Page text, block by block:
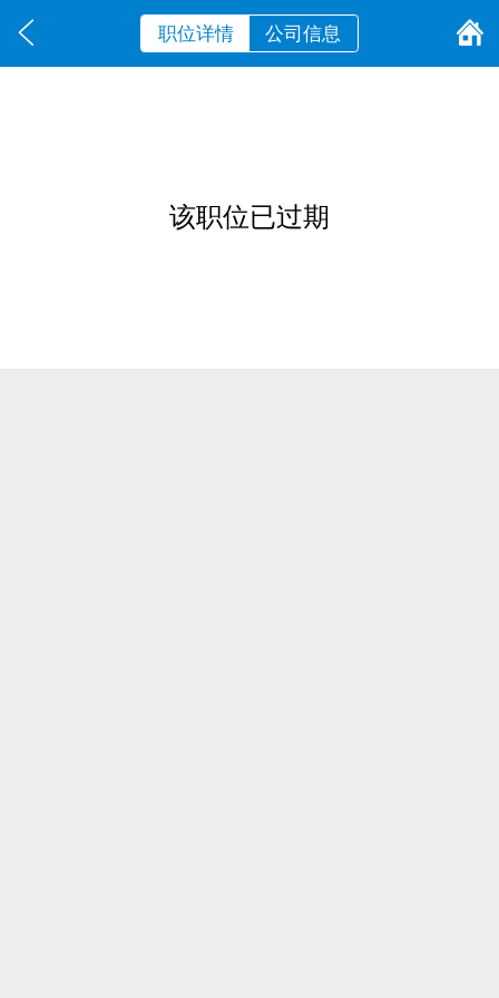
职位详情 公司信息
该职位已过期